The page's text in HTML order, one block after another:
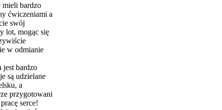
mieli bardzo
ćwiczeniami a
swój
lot, mogąc się
w odmianie
jest bardzo
są udzielane
a
przygotowani
serce!